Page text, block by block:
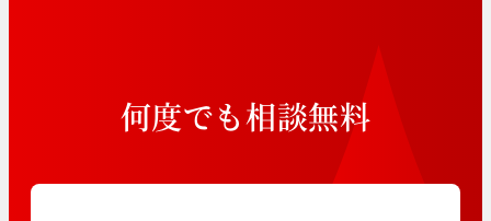
何度でも相談無料